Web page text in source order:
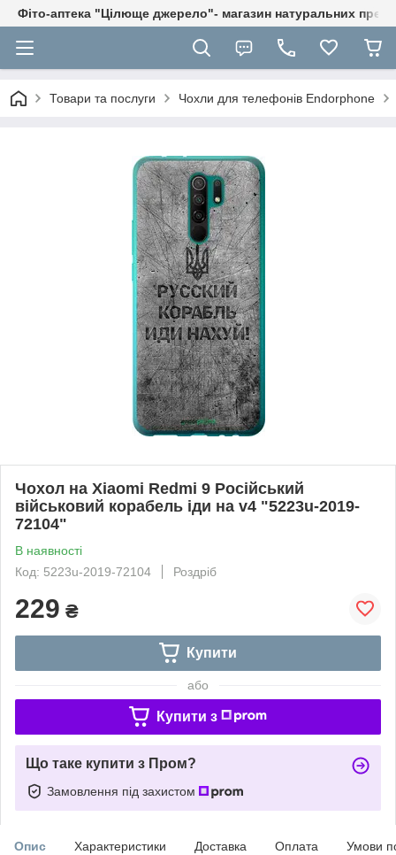
Фіто-аптека "Цілюще джерело"- магазин натуральних
Товари та послуги Чохли для телефонів Endorphone
Чохол на Xiaomi Redmi 9 Російський
військовий корабель іди на v4 "5223u-2019-
72104"
В наявності
Код: 5223u-2019-72104
Роздріб
229 ₴
Купити
або
Купити з
Що таке купити з Пром?
Замовлення під захистом
Опис Характеристики Доставка Оплата Умови